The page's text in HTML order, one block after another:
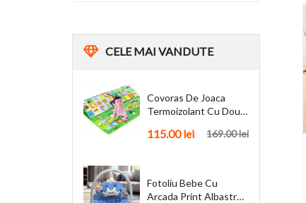
CELEMAI VANDUTE
Covoras De Joaca
Termoizolant Cu Doua
169.00lei
115.00lei
Fotoliu Bebe Cu
Arcada Print Albastru